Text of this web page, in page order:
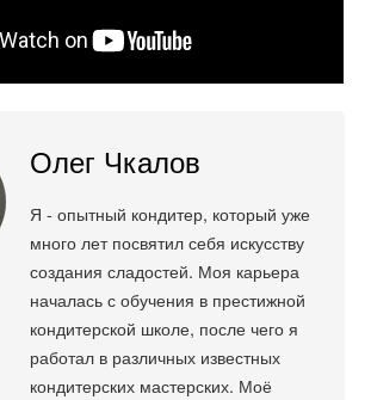
Олег Чкалов
Я - опытный кондитер, который уже
много лет посвятил себя искусству
создания сладостей. Моя карьера
началась с обучения в престижной
кондитерской школе, после чего я
работал в различных известных
кондитерских мастерских. Моё